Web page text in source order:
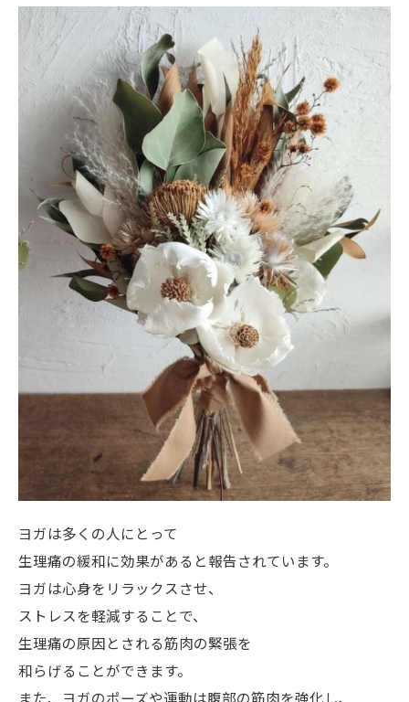
ヨガは多くの人にとって
生理痛の緩和に効果があると報告されています。
ヨガは心身をリラックスさせ、
ストレスを軽減することで、
生理痛の原因とされる筋肉の緊張を
和らげることができます。
また、ヨガのポーズや運動は腹部の筋肉を強化し、